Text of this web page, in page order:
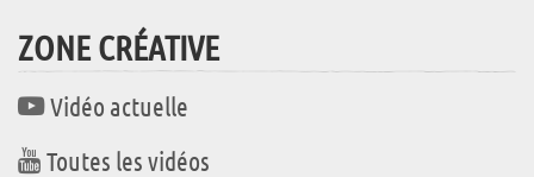
ZONE CRÉATIVE
Vidéo actuelle
Toutes les vidéos